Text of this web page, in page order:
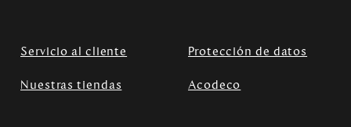
Servicio al cliente Protección de datos
Nuestras tiendas Acodeco